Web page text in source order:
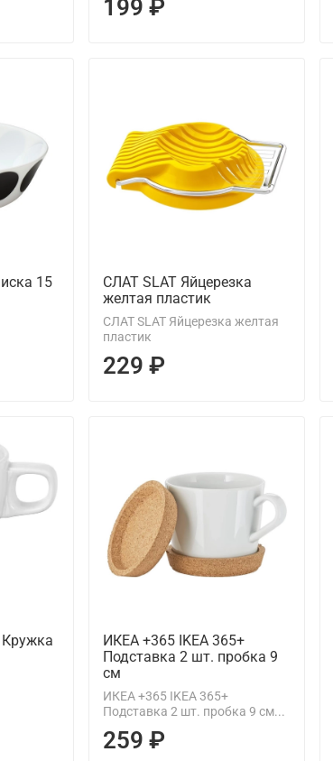
199 ₽
15
СЛАТ SLAT Яйцерезка
желтая пластик
СЛАТ SLAT Яйцерезка желтая
пластик
229 ₽
ИКЕА +365 IKEA 365+
Подставка 2 шт. пробка 9
см
ИКЕА +365 IKEA 365+
Подставка 2 шт. пробка 9 см...
259 ₽